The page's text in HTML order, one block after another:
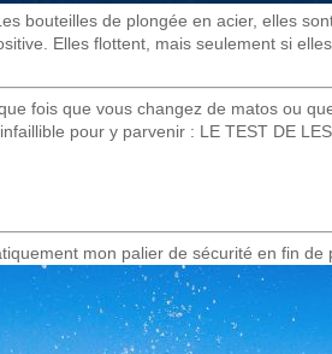
bouteilles de plongée en acier, elles
Elles flottent, mais seulement si
fois que vous changez de matos ou
pour y parvenir : LE TEST DE
mon palier de sécurité en fin